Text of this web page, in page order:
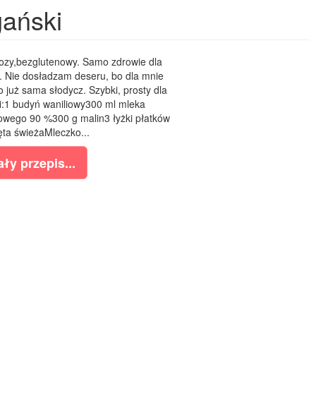
Samo zdrowie dla
dosładzam deseru, bo dla mnie
sama słodycz. Szybki, prosty dla
budyń waniliowy300 ml mleka
90 %300 g malin3 łyżki płatków
świeżaMleczko...
przepis...